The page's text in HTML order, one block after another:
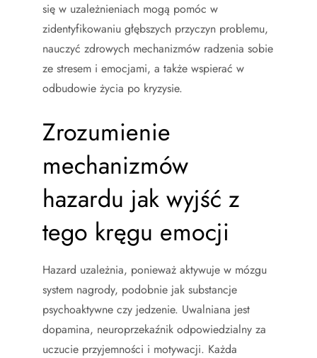
się w uzależnieniach mogą pomóc w
zidentyfikowaniu głębszych przyczyn problemu,
nauczyć zdrowych mechanizmów radzenia sobie
ze stresem i emocjami, a także wspierać w
odbudowie życia po kryzysie.
Zrozumienie
mechanizmów
hazardu jak wyjść z
tego kręgu emocji
Hazard uzależnia, ponieważ aktywuje w mózgu
system nagrody, podobnie jak substancje
psychoaktywne czy jedzenie. Uwalniana jest
dopamina, neuroprzekaźnik odpowiedzialny za
uczucie przyjemności i motywacji. Każda